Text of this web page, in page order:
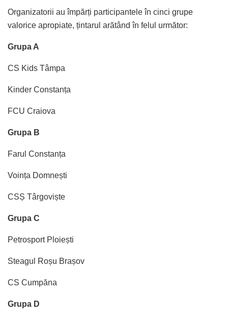
Organizatorii au împărți participantele în cinci grupe
valorice apropiate, țintarul arătând în felul următor:
Grupa A
CS Kids Tâmpa
Kinder Constanța
FCU Craiova
Grupa B
Farul Constanța
Voința Domnești
CSȘ Târgoviște
Grupa C
Petrosport Ploiești
Steagul Roșu Brașov
CS Cumpăna
Grupa D